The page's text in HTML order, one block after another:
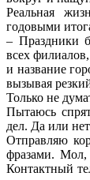
Реальная
годовыми
– Праздники
всех
и название
вызывая
Только не
Пытаюсь
дел. Да или
Отправляю
фразами. Мол,
Контактный